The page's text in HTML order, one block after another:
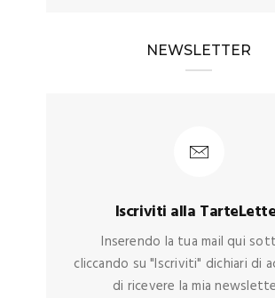
NEWSLETTER
Iscriviti alla
Inserendo la tua mail qui
cliccando su "Iscriviti" dichiari di
di ricevere la mia